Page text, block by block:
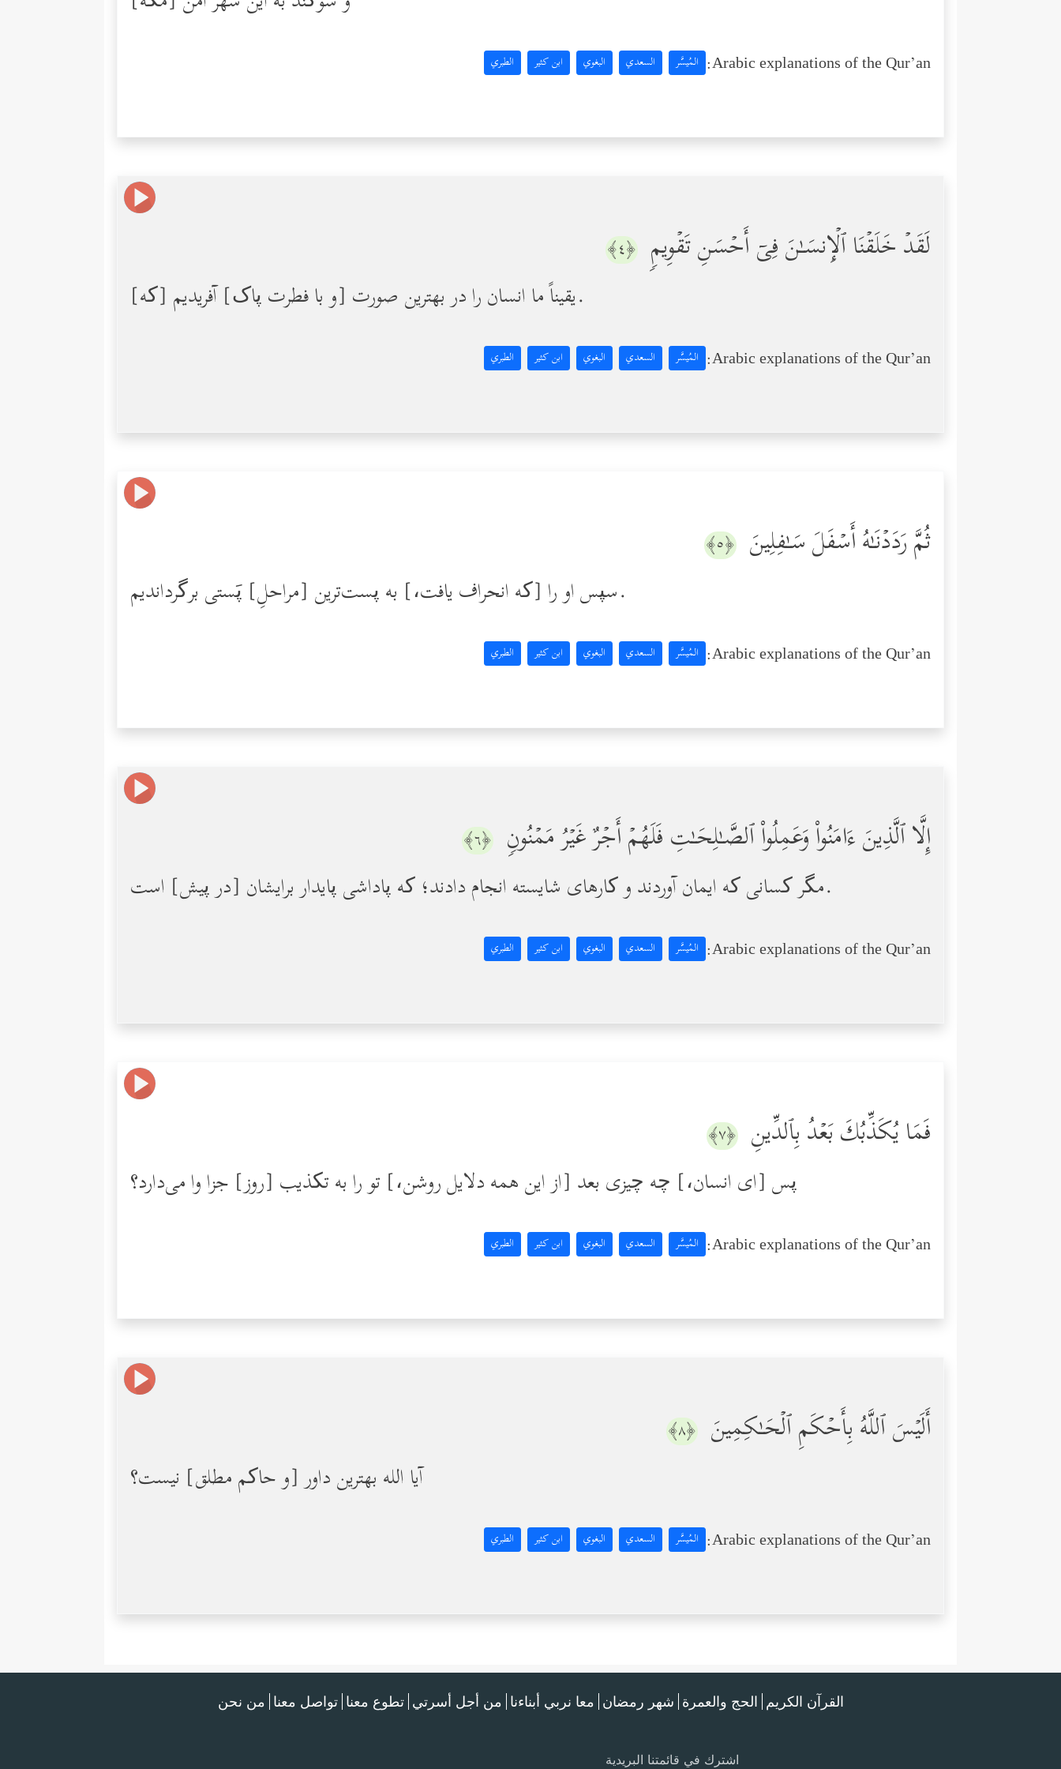
Arabic explanations of the Qur’an: المُيسَّر السعدي البغوي ابن كثير الطبري
لَقَدۡ خَلَقۡنَا ٱلۡإِنسَـٰنَ فِیۤ أَحۡسَنِ تَقۡوِیمࣲ ﴿٤﴾
[که] یقیناً ما انسان را در بهترین صورت [و با فطرت پاک] آفریدیم.
Arabic explanations of the Qur’an: المُيسَّر السعدي البغوي ابن كثير الطبري
ثُمَّ رَدَدۡنَـٰهُ أَسۡفَلَ سَـٰفِلِینَ ﴿٥﴾
سپس او را [که انحراف یافت،] به پست‌ترین [مراحلِ] پَستی برگرداندیم.
Arabic explanations of the Qur’an: المُيسَّر السعدي البغوي ابن كثير الطبري
إِلَّا ٱلَّذِینَ ءَامَنُواْ وَعَمِلُواْ ٱلصَّـٰلِحَـٰتِ فَلَهُمۡ أَجۡرٌ غَیۡرُ مَمۡنُونࣲ ﴿٦﴾
مگر کسانی که ایمان آوردند و کار‌های شایسته انجام دادند؛ که پاداشی پایدار برایشان [در پیش] است.
Arabic explanations of the Qur’an: المُيسَّر السعدي البغوي ابن كثير الطبري
فَمَا یُكَذِّبُكَ بَعۡدُ بِٱلدِّینِ ﴿٧﴾
پس [ای انسان،] چه چیزی بعد [از این همه دلایل روشن،] تو را به تکذیب [روز] جزا وا می‌دارد؟
Arabic explanations of the Qur’an: المُيسَّر السعدي البغوي ابن كثير الطبري
أَلَیۡسَ ٱللَّهُ بِأَحۡكَمِ ٱلۡحَـٰكِمِینَ ﴿٨﴾
آیا الله بهترین داور [و حاکم مطلق] نیست؟
Arabic explanations of the Qur’an: المُيسَّر السعدي البغوي ابن كثير الطبري
القرآن الكريم الحج والعمرة شهر رمضان معا نربي أبناءنا من أجل أسرتي تطوع معنا تواصل معنا من نحن
اشترك في قائمتنا البريدية